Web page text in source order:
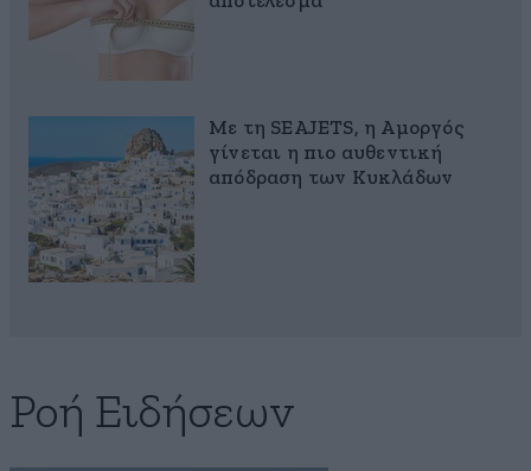
Με τη SEAJETS, η Αμοργός
γίνεται η πιο αυθεντική
απόδραση των Κυκλάδων
Ροή Ειδήσεων